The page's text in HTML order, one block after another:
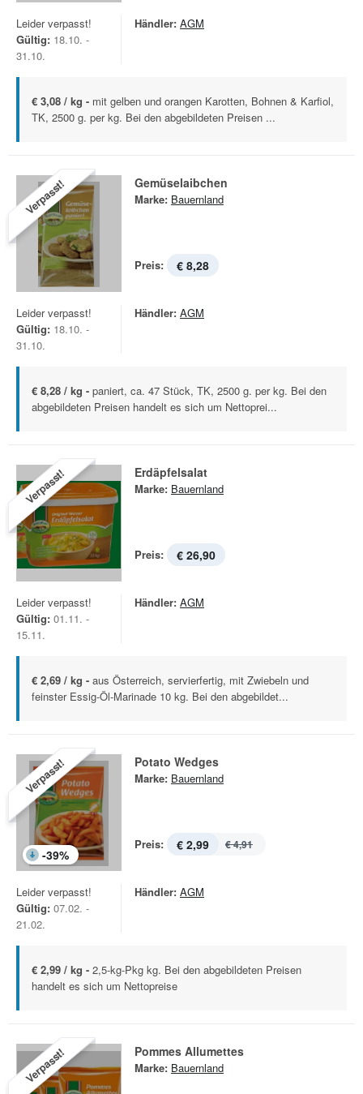
Leider verpasst!
Gültig: 18.10. -
31.10.
Händler: AGM
€ 3,08 / kg - mit gelben und orangen Karotten, Bohnen & Karfiol,
TK, 2500 g. per kg. Bei den abgebildeten Preisen ...
Verpasst! Gemüselaibchen
Marke: Bauernland
Preis: € 8,28
Leider verpasst!
Gültig: 18.10. -
31.10.
Händler: AGM
€ 8,28 / kg - paniert, ca. 47 Stück, TK, 2500 g. per kg. Bei den
abgebildeten Preisen handelt es sich um Nettoprei...
Verpasst! Erdäpfelsalat
Marke: Bauernland
Preis: € 26,90
Leider verpasst!
Gültig: 01.11. -
15.11.
Händler: AGM
€ 2,69 / kg - aus Österreich, servierfertig, mit Zwiebeln und
feinster Essig-Öl-Marinade 10 kg. Bei den abgebildet...
Verpasst!
-39%
Potato Wedges
Marke: Bauernland
Preis: € 2,99 € 4,91
Leider verpasst!
Gültig: 07.02. -
21.02.
Händler: AGM
€ 2,99 / kg - 2,5-kg-Pkg kg. Bei den abgebildeten Preisen
handelt es sich um Nettopreise
Verpasst! Pommes Allumettes
Marke: Bauernland